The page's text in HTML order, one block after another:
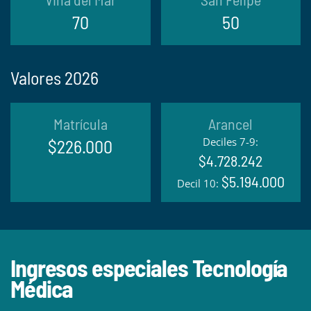
70 50
Valores 2026
Matrícula
$226.000
Arancel
Deciles 7-9:
$4.728.242
Decil 10: $5.194.000
Ingresos especiales Tecnología
Médica